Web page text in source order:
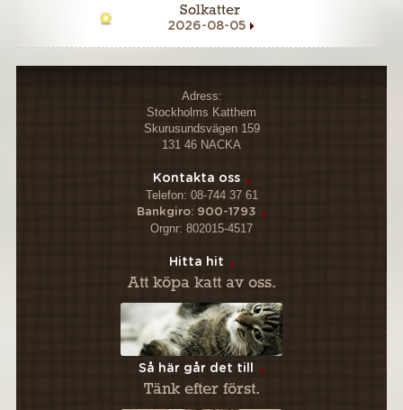
Solkatter
2026-08-05
Adress:
Stockholms Katthem
Skurusundsvägen 159
131 46 NACKA
Kontakta oss
Telefon: 08-744 37 61
Bankgiro: 900-1793
Orgnr: 802015-4517
Hitta hit
Att köpa katt av oss.
Så här går det till
Tänk efter först.